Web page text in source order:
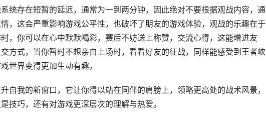
统存在短暂的延迟，通常为一到两分钟，因此绝对不要根据观战内容，通
，这会严重影响游戏公平性，也破坏了朋友的游戏体验，观战的乐趣在于
，你可以在心中默默喝彩，赛后不妨送上称赞，交流心得，这能增进友
方式，当你暂时不想亲自上场时，看看好友的征战，同样能感受到王者峡
世界变得更加生动有趣。
自我的新窗口，它让你得以站在同伴的肩膀上，领略更高处的战术风景，
技巧，还有对游戏更深层次的理解与热爱。